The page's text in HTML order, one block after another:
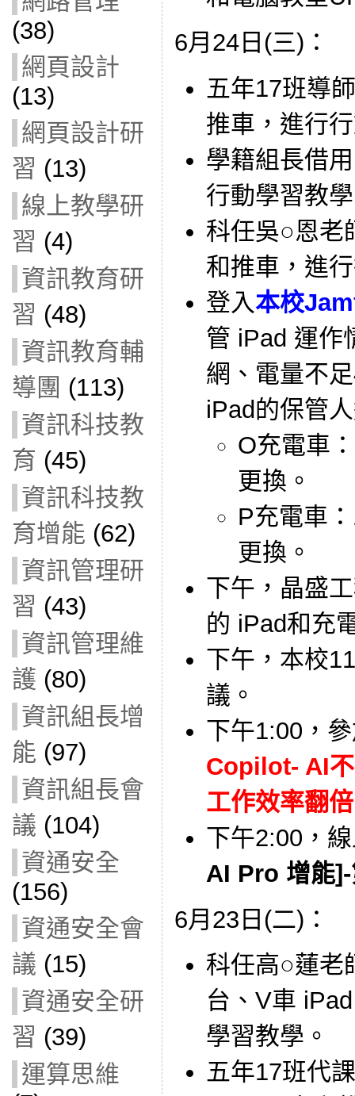
(38)
網頁設計
(13)
網頁設計研
習 (13)
線上教學研
習 (4)
資訊教育研
習 (48)
資訊教育輔
導團 (113)
資訊科技教
育 (45)
資訊科技教
育增能 (62)
資訊管理研
習 (43)
資訊管理維
護 (80)
資訊組長增
能 (97)
資訊組長會
議 (104)
資通安全
(156)
資通安全會
議 (15)
資通安全研
習 (39)
運算思維
6月24日(三)：
五年17班導
推車，進行
學籍組長借
行動學習教
科任吳○恩老
和推車，進
登入本校
管 iPad 運作
網、電量不
iPad的保管
O充電車
更換。
P充電車
更換。
下午，晶盛
的 iPad和充
下午，本校
議。
下午1:00，
Copilot- AI
工作效率翻
下午2:00，
AI Pro 增能
6月23日(二)：
科任高○蓮老
台、V車
學習教學。
五年17班代